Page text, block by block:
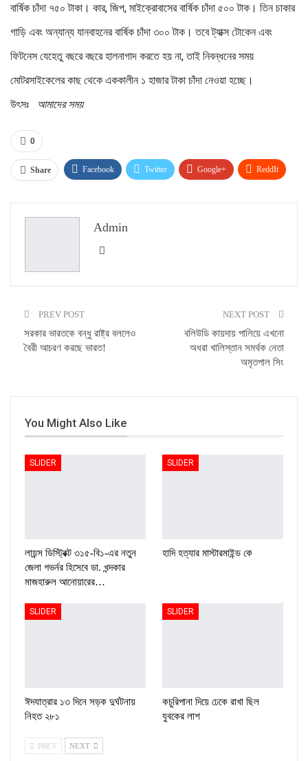
বার্ষিক চাঁদা ৭৫০ টাকা। কার, জিপ, মাইক্রোবাসের বার্ষিক চাঁদা ৫০০ টাক। তিন চাকার
গাড়ি এবং অন্যান্য যানবাহনের বার্ষিক চাঁদা ৩০০ টাক। তবে ট্যাক্স টোকেন এবং
ফিটনেস যেহেতু বছরে বছরে হালনাগাদ করতে হয় না, তাই নিবন্ধনের সময়
মোটরসাইকেলের কাছ থেকে এককালীন ১ হাজার টাকা চাঁদা নেওয়া হচ্ছে।
উৎসঃ
আমাদের সময়
0
Share Facebook Twitter Google+ ReddIt
Admin
PREV POST
সরকার ভারতকে বন্ধু রাষ্ট্র বললেও
বৈরী আচরণ করছে ভারত!
NEXT POST
বলিউডি কায়দায় পালিয়ে এখনো
অধরা খালিস্তান সমর্থক নেতা
অমৃতপাল সিং
You Might Also Like
SLIDER
লায়ন্স ডিস্ট্রিক্ট ৩১৫-বি১-এর নতুন
জেলা গভর্নর হিসেবে ডা. খন্দকার
মাজহারুল আনোয়ারের…
SLIDER
হাদি হত্যার মাস্টারমাইন্ড কে
SLIDER
ঈদযাত্রার ১৩ দিনে সড়ক দুর্ঘটনায়
নিহত ২৮১
SLIDER
কচুরিপানা দিয়ে ঢেকে রাখা ছিল
যুবকের লাশ
PREV NEXT